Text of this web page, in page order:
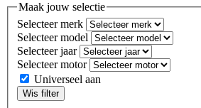
Maak jouw selectie
Selecteer merk
Selecteer model
Selecteer jaar
Selecteer motor
Universeel aan
Wis filter